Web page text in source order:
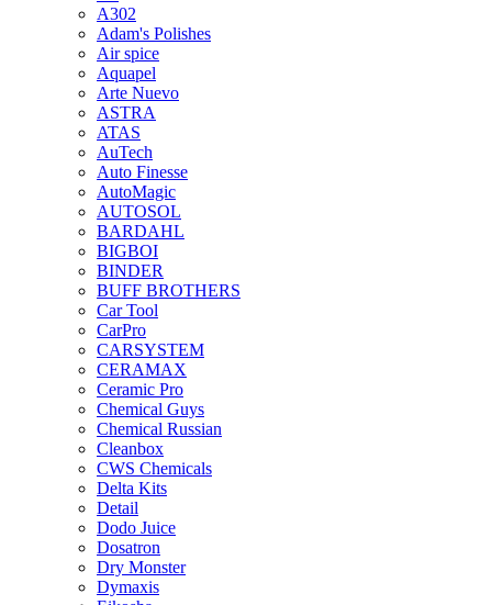
A302
Adam's Polishes
Air spice
Aquapel
Arte Nuevo
ASTRA
ATAS
AuTech
Auto Finesse
AutoMagic
AUTOSOL
BARDAHL
BIGBOI
BINDER
BUFF BROTHERS
Car Tool
CarPro
CARSYSTEM
CERAMAX
Ceramic Pro
Chemical Guys
Chemical Russian
Cleanbox
CWS Chemicals
Delta Kits
Detail
Dodo Juice
Dosatron
Dry Monster
Dymaxis